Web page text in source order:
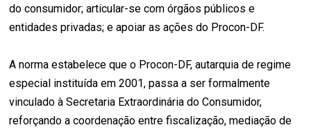
do consumidor; articular-se com órgãos públicos e
entidades privadas; e apoiar as ações do Procon-DF.
A norma estabelece que o Procon-DF, autarquia de regime
especial instituída em 2001, passa a ser formalmente
vinculado à Secretaria Extraordinária do Consumidor,
reforçando a coordenação entre fiscalização, mediação de